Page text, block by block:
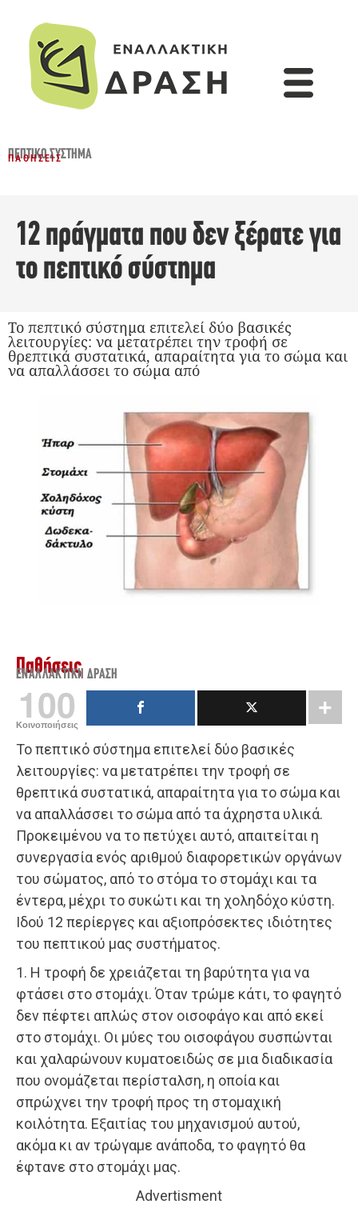
ΠΕΠΤΙΚΌ ΣΎΣΤΗΜΑ
ΠΑΘΉΣΕΙΣ
12 πράγματα που δεν ξέρατε για
το πεπτικό σύστημα
Το πεπτικό σύστημα επιτελεί δύο βασικές
λειτουργίες: να μετατρέπει την τροφή σε
θρεπτικά συστατικά, απαραίτητα για το σώμα και
να απαλλάσσει το σώμα από
Παθήσεις
ΕΝΑΛΛΑΚΤΙΚΉ ΔΡΆΣΗ
100
Κοινοποιήσεις
Το πεπτικό σύστημα επιτελεί δύο βασικές
λειτουργίες: να μετατρέπει την τροφή σε
θρεπτικά συστατικά, απαραίτητα για το σώμα και
να απαλλάσσει το σώμα από τα άχρηστα υλικά.
Προκειμένου να το πετύχει αυτό, απαιτείται η
συνεργασία ενός αριθμού διαφορετικών οργάνων
του σώματος, από το στόμα το στομάχι και τα
έντερα, μέχρι το συκώτι και τη χοληδόχο κύστη.
Ιδού 12 περίεργες και αξιοπρόσεκτες ιδιότητες
του πεπτικού μας συστήματος.
1. Η τροφή δε χρειάζεται τη βαρύτητα για να
φτάσει στο στομάχι. Όταν τρώμε κάτι, το φαγητό
δεν πέφτει απλώς στον οισοφάγο και από εκεί
στο στομάχι. Οι μύες του οισοφάγου συσπώνται
και χαλαρώνουν κυματοειδώς σε μια διαδικασία
που ονομάζεται περίσταλση, η οποία και
σπρώχνει την τροφή προς τη στομαχική
κοιλότητα. Εξαιτίας του μηχανισμού αυτού,
ακόμα κι αν τρώγαμε ανάποδα, το φαγητό θα
έφτανε στο στομάχι μας.
Advertisment